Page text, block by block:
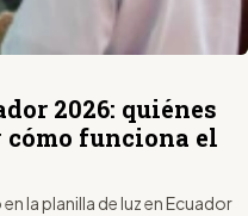
2026: quiénes
funciona el
la planilla de luz en Ecuador